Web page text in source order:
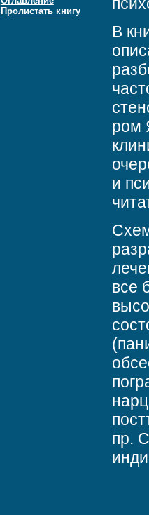
Пролистать книгу
В
ром
и
все
пр.